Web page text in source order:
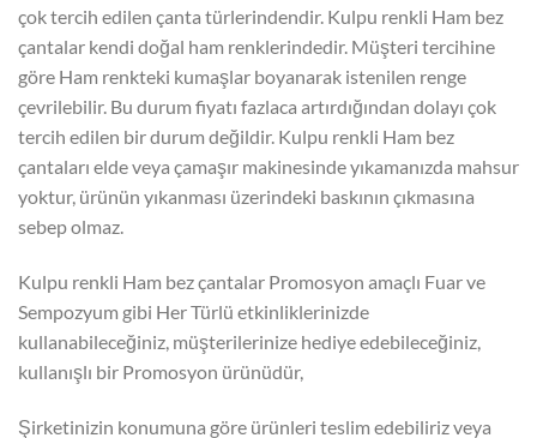
çok tercih edilen çanta türlerindendir. Kulpu renkli Ham bez
çantalar kendi doğal ham renklerindedir. Müşteri tercihine
göre Ham renkteki kumaşlar boyanarak istenilen renge
çevrilebilir. Bu durum fiyatı fazlaca artırdığından dolayı çok
tercih edilen bir durum değildir. Kulpu renkli Ham bez
çantaları elde veya çamaşır makinesinde yıkamanızda mahsur
yoktur, ürünün yıkanması üzerindeki baskının çıkmasına
sebep olmaz.
Kulpu renkli Ham bez çantalar Promosyon amaçlı Fuar ve
Sempozyum gibi Her Türlü etkinliklerinizde
kullanabileceğiniz, müşterilerinize hediye edebileceğiniz,
kullanışlı bir Promosyon ürünüdür,
Şirketinizin konumuna göre ürünleri teslim edebiliriz veya